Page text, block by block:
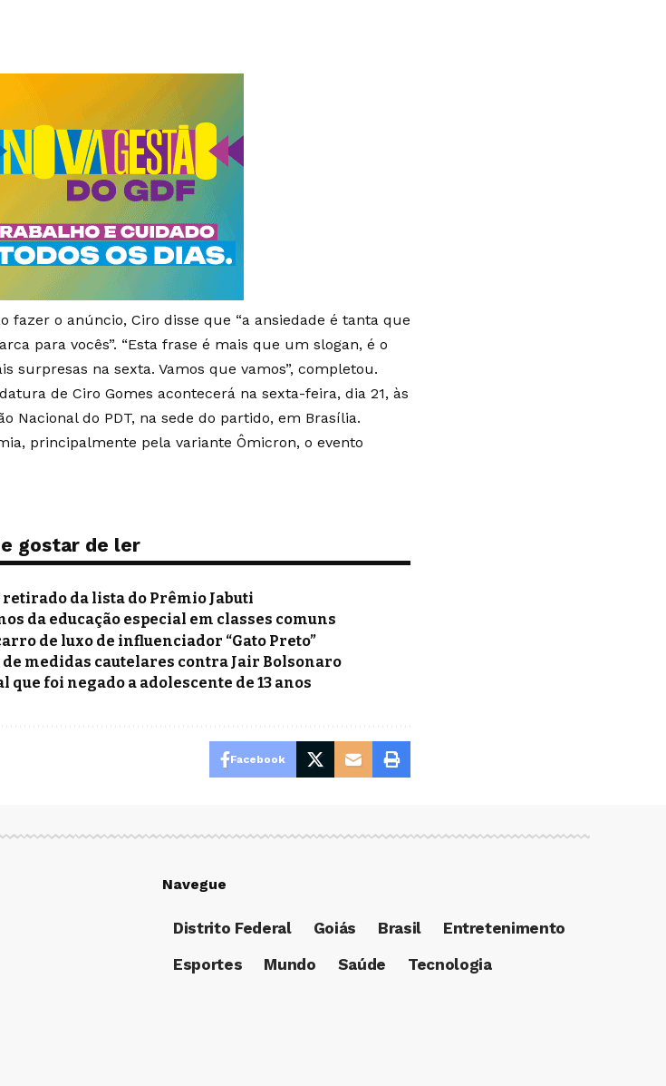
fazer o anúncio, Ciro disse que “a ansiedade é tanta que
para vocês”. “Esta frase é mais que um slogan, é o
surpresas na sexta. Vamos que vamos”, completou.
de Ciro Gomes acontecerá na sexta-feira, dia 21, às
Nacional do PDT, na sede do partido, em Brasília.
principalmente pela variante Ômicron, o evento
gostar de ler
da lista do Prêmio Jabuti
da educação especial em classes comuns
de luxo de influenciador “Gato Preto”
de medidas cautelares contra Jair Bolsonaro
que foi negado a adolescente de 13 anos
Facebook
Navegue
Distrito Federal Goiás Brasil
Entretenimento
Esportes
Mundo Saúde Tecnologia